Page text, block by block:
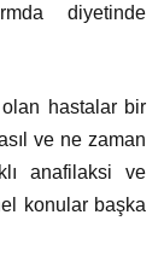
diyetinde
olan hastalar bir
ve ne zaman
anafilaksi ve
konular başka